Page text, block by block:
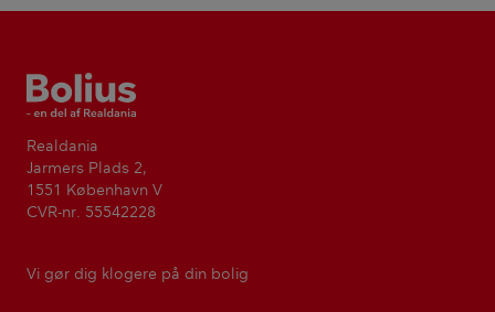
Bolius
Realdania
Jarmers Plads 2,
1551 København V
CVR-nr. 55542228
Vi gør dig klogere på din bolig